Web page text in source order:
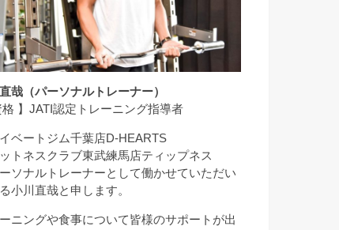
哉（パーソナルトレーナー）
格 】JATI認定トレーニング指導者
ベートジム千葉店D-HEARTS
トネスクラブ東武練馬店ティップネス
ソナルトレーナーとして働かせていただい
小川直哉と申します。
ーニングや食事について皆様のサポートが出